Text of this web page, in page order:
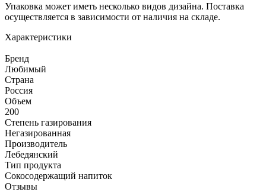
Упаковка может иметь несколько видов дизайна. Поставка
осуществляется в зависимости от наличия на складе.
Характеристики
Бренд
Любимый
Страна
Россия
Объем
200
Степень газирования
Негазированная
Производитель
Лебедянский
Тип продукта
Сокосодержащий напиток
Отзывы